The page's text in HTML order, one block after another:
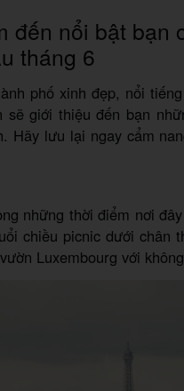
đến nổi bật bạn
tháng 6
phố xinh đẹp, nổi
sẽ giới thiệu đến bạn
Hãy lưu lại ngay cẩm
những thời điểm nơi
chiều picnic dưới chân
Luxembourg với